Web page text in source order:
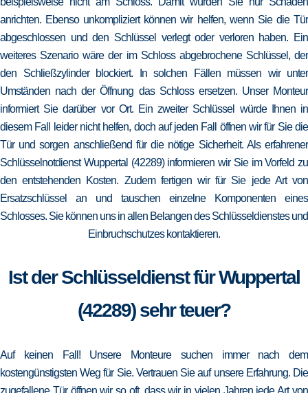
anrichten. Ebenso unkompliziert können wir helfen, wenn Sie die Tür
abgeschlossen und den Schlüssel verlegt oder verloren haben. Ein
weiteres Szenario wäre der im Schloss abgebrochene Schlüssel, der
den Schließzylinder blockiert. In solchen Fällen müssen wir unter
Umständen nach der Öffnung das Schloss ersetzen. Unser Monteur
informiert Sie darüber vor Ort. Ein zweiter Schlüssel würde Ihnen in
diesem Fall leider nicht helfen, doch auf jeden Fall öffnen wir für Sie die
Tür und sorgen anschließend für die nötige Sicherheit. Als erfahrener
Schlüsselnotdienst Wuppertal (42289) informieren wir Sie im Vorfeld zu
den entstehenden Kosten. Zudem fertigen wir für Sie jede Art von
Ersatzschlüssel an und tauschen einzelne Komponenten eines
Schlosses. Sie können uns in allen Belangen des Schlüsseldienstes und
Einbruchschutzes kontaktieren.
Ist der Schlüsseldienst für Wuppertal
(42289) sehr teuer?
Auf keinen Fall! Unsere Monteure suchen immer nach dem
kostengünstigsten Weg für Sie. Vertrauen Sie auf unsere Erfahrung. Die
zugefallene Tür öffnen wir so oft, dass wir in vielen Jahren jede Art von